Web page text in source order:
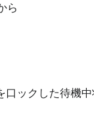
ら
口ックした待機